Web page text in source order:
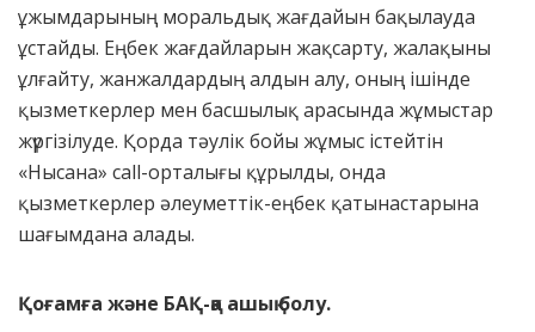
ұжымдарының моральдық жағдайын бақылауда
ұстайды. Еңбек жағдайларын жақсарту, жалақыны
ұлғайту, жанжалдардың алдын алу, оның ішінде
қызметкерлер мен басшылық арасында жұмыстар
жүргізілуде. Қорда тәулік бойы жұмыс істейтін
«Нысана» call-орталығы құрылды, онда
қызметкерлер әлеуметтік-еңбек қатынастарына
шағымдана алады.
Қоғамға және БАҚ-қа ашық болу.